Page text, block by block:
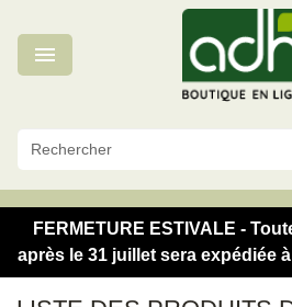

FERMETURE ESTIVALE -
après le 31 juillet sera expédiée
Panneau de gestion des cookies